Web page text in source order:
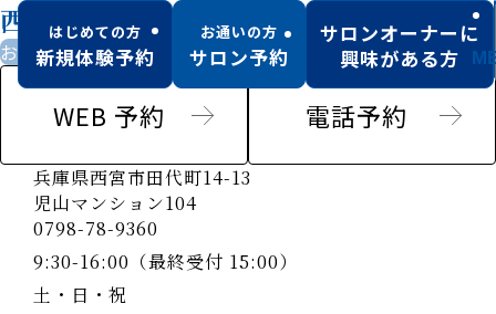
西宮北口店（ 5/18NEW OPEN )
お子様同伴可
WEB 予約 電話予約
兵庫県西宮市田代町14-13
児山マンション104
0798-78-9360
9:30-16:00（最終受付 15:00）
土・日・祝
はじめての方
新規体験予約
お通いの方
サロン予約
サロンオーナーに
興味がある方